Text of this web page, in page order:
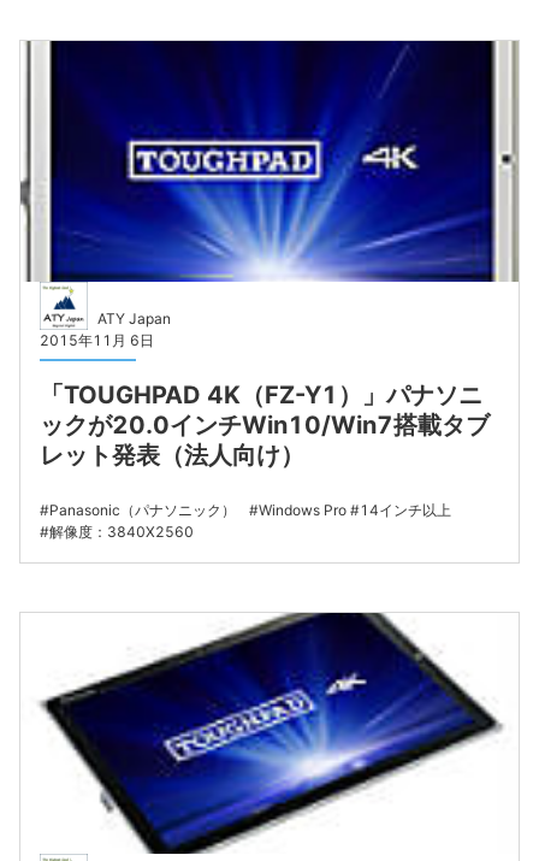
ATY Japan
2015年11月 6日
「TOUGHPAD 4K（FZ-Y1）」パナソニ
ックが20.0インチWin10/Win7搭載タブ
レット発表（法人向け）
Panasonic（パナソニック） Windows Pro
14インチ以上
解像度：3840X2560